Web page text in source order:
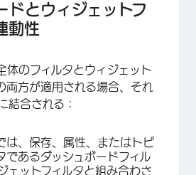
ドとウィジェットフ
動性
体のフィルタとウィジェット
両方が適用される場合、それ
結合される：
は、保存、属性、またはトピ
であるダッシュボードフィル
ェットフィルタと組み合わさ